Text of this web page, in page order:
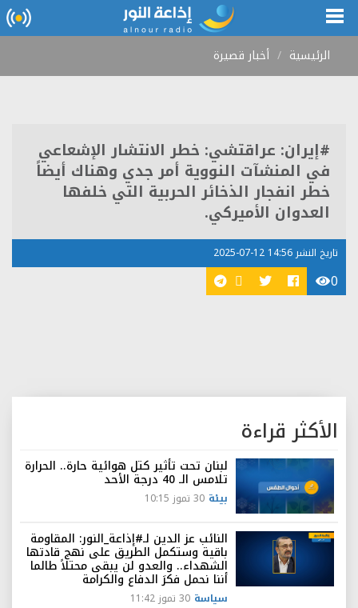
الرئيسية أخبار قصيرة
#إيران: عراقتشي: خطر الانتشار الإشعاعي
في المنشآت النووية أمر جدي وهناك أيضاً
خطر انفجار الذخائر الحربية التي خلفها
العدوان الأميركي.
تاريخ النشر 14:56 12-07-2025
0
الأكثر قراءة
لبنان تحت تأثير كتل هوائية حارة.. الحرارة
تلامس الـ 40 درجة الأحد
بيئة 30 تموز 10:15
النائب عز الدين لـ#إذاعة_النور: المقاومة
باقية وستكمل الطريق على نهج قادتها
الشهداء.. والعدو لن يبقى محتلاً طالما
أننا نحمل فكرَ الدفاع والكرامة
سياسة 30 تموز 11:42